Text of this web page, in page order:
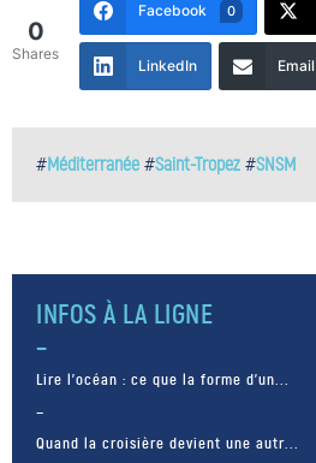
0
Shares
Facebook 0
LinkedIn Email
#Méditerranée #Saint-Tropez #SNSM
INFOS À LA LIGNE
Lire l’océan : ce que la forme d’un...
Quand la croisière devient une autr...